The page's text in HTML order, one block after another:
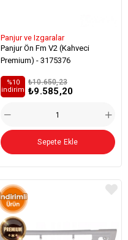
Panjur ve Izgaralar
Panjur Ön Fm V2 (Kahveci
Premium) - 3175376
₺9.585,20
₺10.650,23
%10
i̇ndirim
Sepete Ekle